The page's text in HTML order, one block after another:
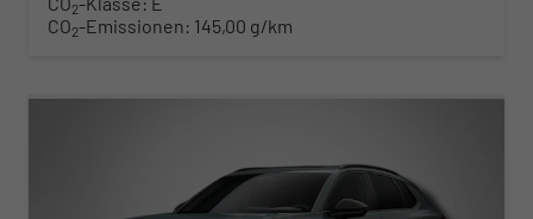
2
CO2-Emissionen: 145,00 g/km